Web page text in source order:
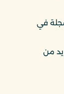
في
من